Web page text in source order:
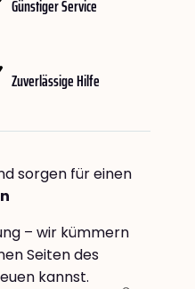
Günstiger Service
Zuverlässige Hilfe
sorgen für einen
– wir kümmern
Seiten des
kannst.